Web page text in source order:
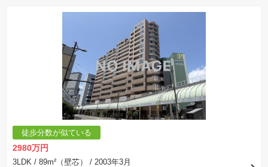
徒歩分数が似ている
2980万円
3LDK / 89m²（壁芯）
/ 2003年3月